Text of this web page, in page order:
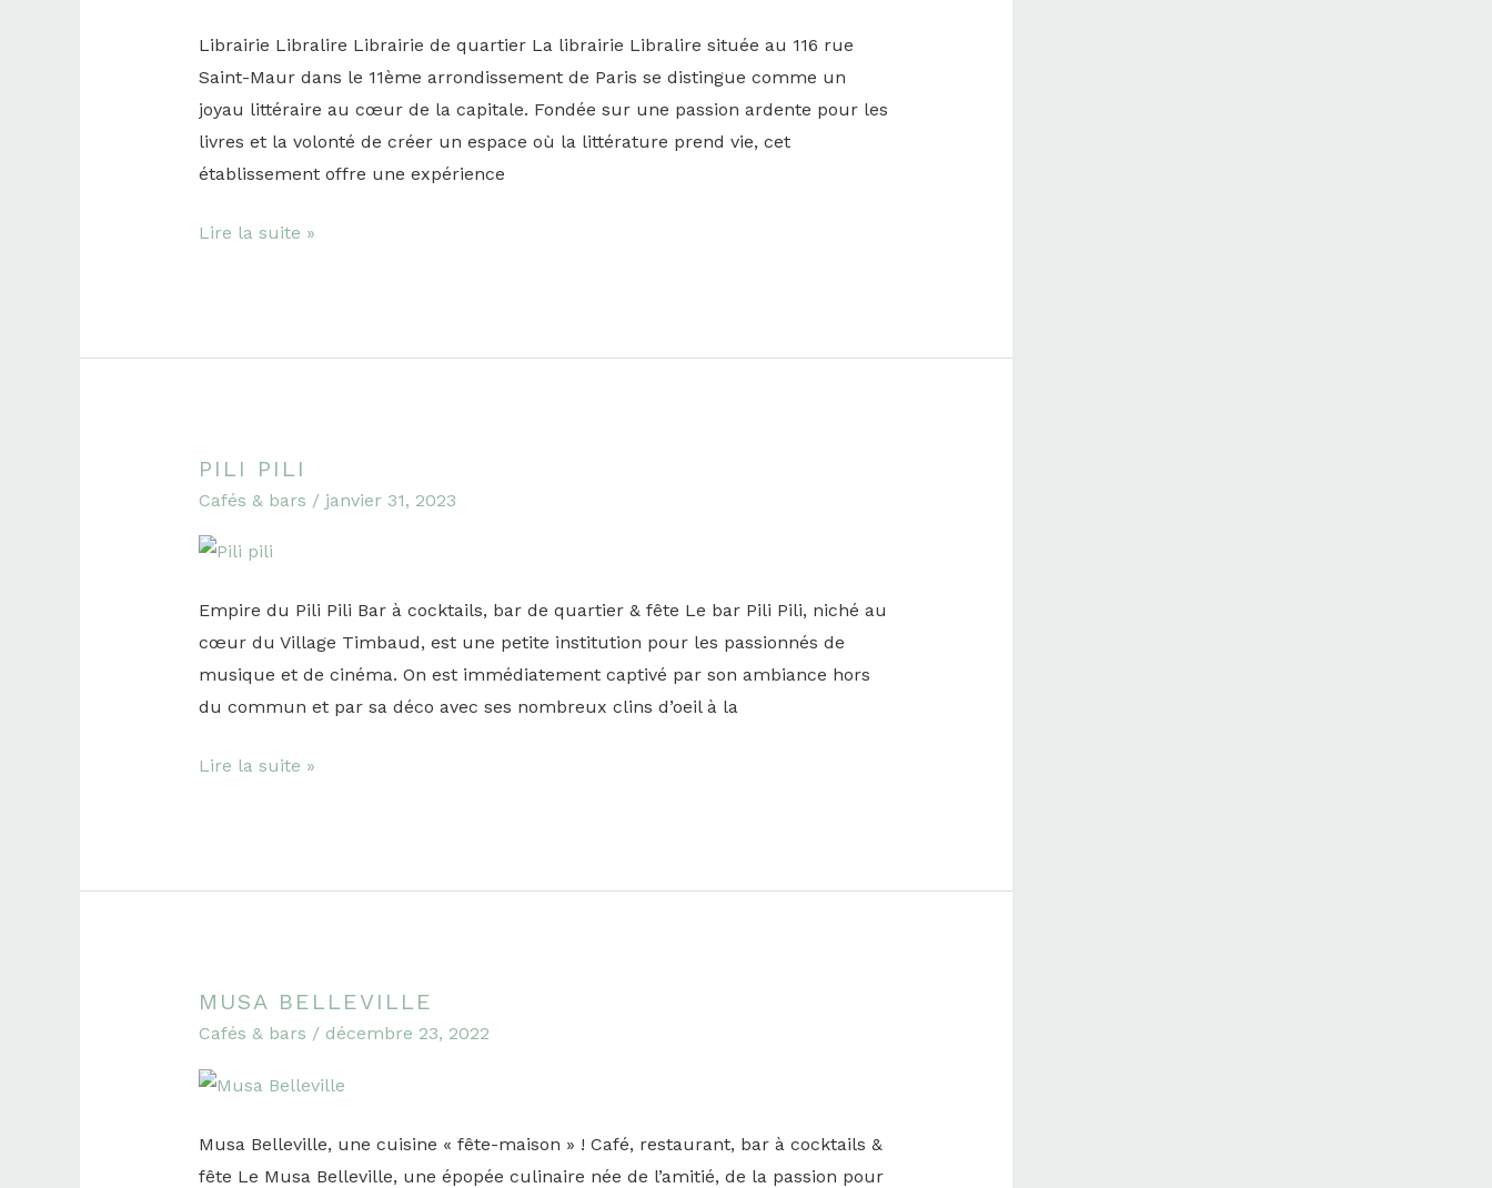
Librairie Libralire Librairie de quartier La librairie Libralire située au 116 rue
Saint-Maur dans le 11ème arrondissement de Paris se distingue comme un
joyau littéraire au cœur de la capitale. Fondée sur une passion ardente pour les
livres et la volonté de créer un espace où la littérature prend vie, cet
établissement offre une expérience
Lire la suite »
PILI PILI
Cafés & bars / janvier 31, 2023
Empire du Pili Pili Bar à cocktails, bar de quartier & fête Le bar Pili Pili, niché au
cœur du Village Timbaud, est une petite institution pour les passionnés de
musique et de cinéma. On est immédiatement captivé par son ambiance hors
du commun et par sa déco avec ses nombreux clins d’oeil à la
Pili
Pili
Lire la suite »
MUSA BELLEVILLE
Cafés & bars / décembre 23, 2022
Musa Belleville, une cuisine « fête-maison » ! Café, restaurant, bar à cocktails &
fête Le Musa Belleville, une épopée culinaire née de l’amitié, de la passion pour
Musa
Belleville